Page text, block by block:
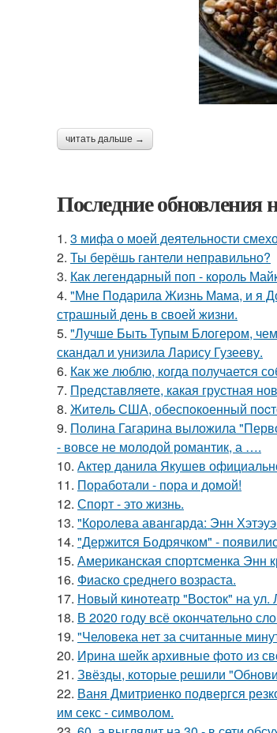
читать дальше →
Последние обновления
1. 3 мифа о моей деятельности
2. Ты берёшь гантели неправильно?
3. Как легендарный поп - король
4. "Мне Подарила Жизнь Мама, и я
страшный день в своей жизни.
5. "Лучше Быть Тупым Блогером,
скандал и унизила Ларису Гузееву.
6. Как же люблю, когда получается
7. Представляете, какая грустная
8. Житeль США, обеспoкоенный
9. Полина Гагарина выложила
- вовсе не молодой романтик, а ….
10. Актер данила Якушев
11. Поработали - пора и домой!
12. Спорт - это жизнь.
13. "Королева авангарда: Энн
14. "Держится Бодрячком" -
15. Американская спортсменка Энн
16. Фиаско среднего возраста.
17. Новый кинотеатр "Восток" на
18. В 2020 году всё окончательно
19. "Человека нет за считанные
20. Ирина шейк архивные фото из
21. Звёзды, которые решили
22. Ваня Дмитриенко подвергся
им секс - символом.